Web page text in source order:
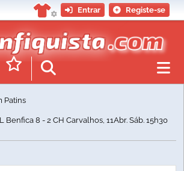
Entrar Registe-se
Patins
Benfica 8 - 2 CH Carvalhos, 11Abr. Sáb. 15h30